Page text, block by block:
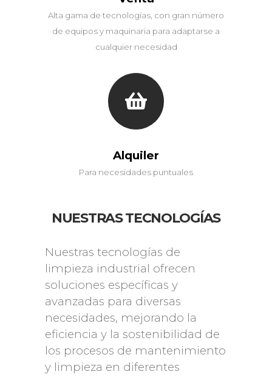
Alta gama de tecnologías, con gran número
de equipos y maquinaria para adaptarse a
cualquier necesidad
Alquiler
Para necesidades puntuales
NUESTRAS TECNOLOGÍAS
Nuestras tecnologías de
limpieza industrial ofrecen
soluciones específicas y
avanzadas para diversas
necesidades, mejorando la
eficiencia y la sostenibilidad de
los procesos de mantenimiento
y limpieza en diferentes